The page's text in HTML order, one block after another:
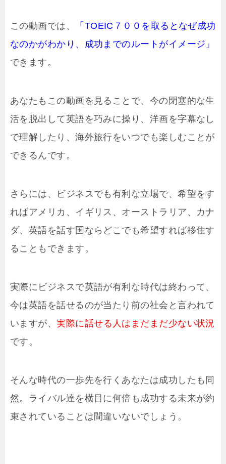
この動画では、
「TOEIC７００を取るとなぜ成功
なのかがわかり、成功までのルートがイメージ」
できます。
あなたもこの動画を見ることで、今の閉塞的な生
活を脱出して英語を巧みに操り、洋画を字幕なし
で理解したり、海外旅行をいつでも楽しむことが
できるんです。
さらには、ビジネスでも有利な立場で、希望をす
ればアメリカ、イギリス、オーストラリア、カナ
ダ、英語を話す国ならどこでも希望すれば移住す
ることもできます。
実際にビジネスで英語が有利な時代は終わって、
今は英語を話せるのが当たり前の社会と言われて
いますが、実際に話せる人はまだまだ少ない状況
です。
そんな時代の一歩先を行くあなたは成功したも同
然。ライバル達を横目に何倍も成功する未来が約
束されていることは間違いないでしょう。